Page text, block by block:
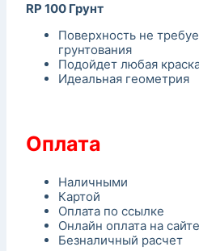
RP 100 Грунт
Поверхность не
грунтования
Подойдет любая
Идеальная геометрия
Оплата
Наличными
Картой
Оплата по ссылке
Онлайн оплата на сайте
Безналичный расчет